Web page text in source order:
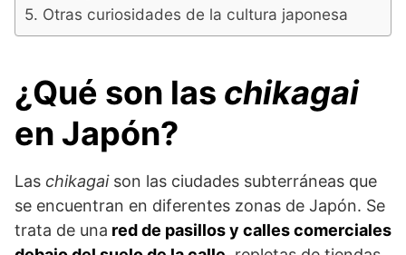
Otras curiosidades de la cultura japonesa
¿Qué son las chikagai
en Japón?
Las chikagaison las ciudades subterráneas que
se encuentran en diferentes zonas de Japón. Se
trata de una red de pasillos y calles comerciales